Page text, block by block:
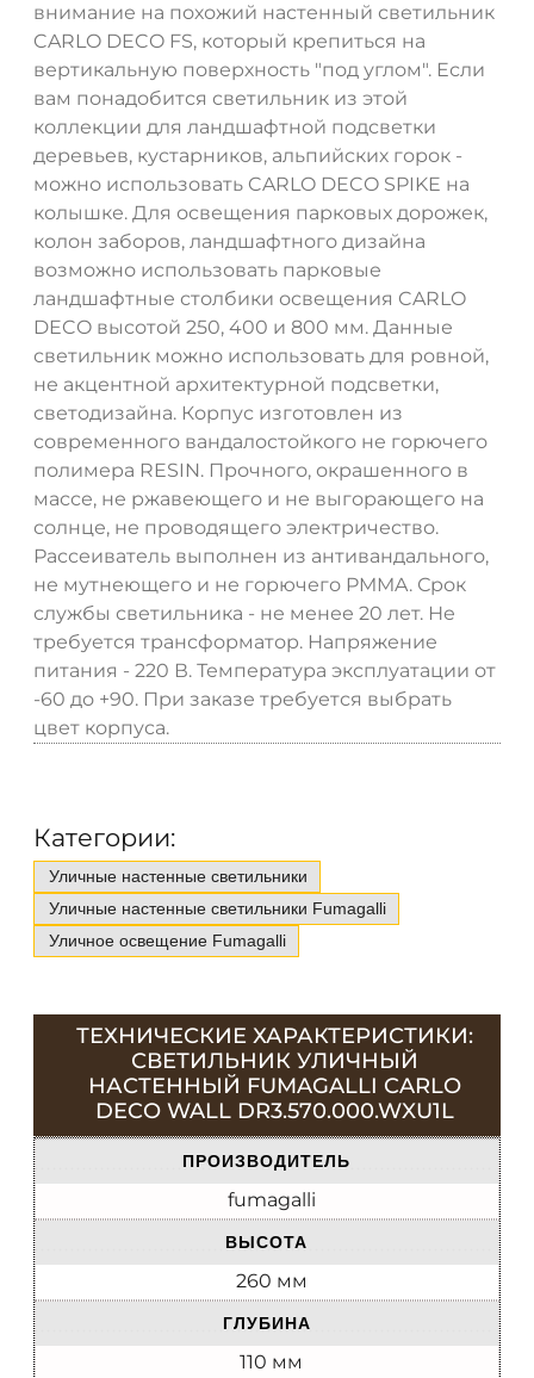
внимание на похожий настенный светильник
CARLO DECO FS, который крепиться на
вертикальную поверхность "под углом". Если
вам понадобится светильник из этой
коллекции для ландшафтной подсветки
деревьев, кустарников, альпийских горок -
можно использовать CARLO DECO SPIKE на
колышке. Для освещения парковых дорожек,
колон заборов, ландшафтного дизайна
возможно использовать парковые
ландшафтные столбики освещения CARLO
DECO высотой 250, 400 и 800 мм. Данные
светильник можно использовать для ровной,
не акцентной архитектурной подсветки,
светодизайна. Корпус изготовлен из
современного вандалостойкого не горючего
полимера RESIN. Прочного, окрашенного в
массе, не ржавеющего и не выгорающего на
солнце, не проводящего электричество.
Рассеиватель выполнен из антивандального,
не мутнеющего и не горючего PMMA. Срок
службы светильника - не менее 20 лет. Не
требуется трансформатор. Напряжение
питания - 220 В. Температура эксплуатации от
-60 до +90. При заказе требуется выбрать
цвет корпуса.
Категории:
Уличные настенные светильники
Уличные настенные светильники Fumagalli
Уличное освещение Fumagalli
ТЕХНИЧЕСКИЕ ХАРАКТЕРИСТИКИ:
СВЕТИЛЬНИК УЛИЧНЫЙ
НАСТЕННЫЙ FUMAGALLI CARLO
DECO WALL DR3.570.000.WXU1L
ПРОИЗВОДИТЕЛЬ
fumagalli
ВЫСОТА
260 мм
ГЛУБИНА
110 мм